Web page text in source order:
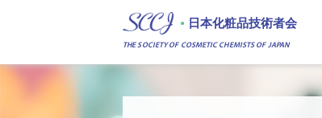
日本化粧品技術者会
THE SOCIETY OF COSMETIC CHEMISTS OF JAPAN